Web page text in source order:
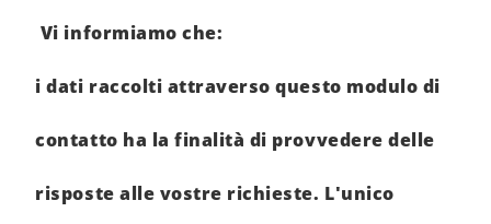
Vi informiamo che:
i dati raccolti attraverso questo modulo di
contatto ha la finalità di provvedere delle
risposte alle vostre richieste. L'unico